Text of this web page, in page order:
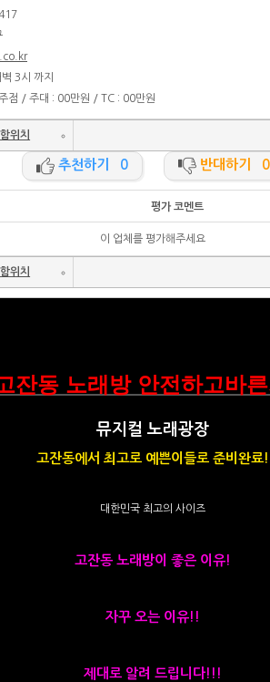
3시 까지
점 / 주대 : 00만원 / TC : 00만원
위치
추천하기 0 반대하기 0
평가 코멘트
이 업체를 평가해주세요
위치
잔동 노래방 안전하고바
뮤지컬 노래광장
고잔동에서 최고로 예쁜이들로 준비완료!
대한민국 최고의 사이즈
고잔동 노래방이 좋은 이유!
자꾸 오는 이유!!
제대로 알려 드립니다!!!